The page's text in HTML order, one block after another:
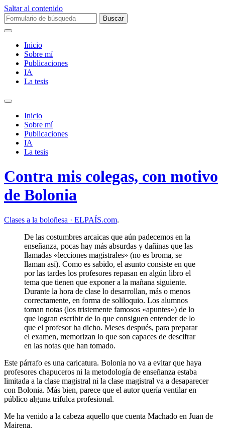
Saltar al contenido
Buscar:
Inicio
Sobre mí­
Publicaciones
IA
La tesis
Alternar
campo
búsqueda
Inicio
Sobre mí­
Publicaciones
IA
La tesis
Contra mis colegas, con motivo
de Bolonia
Clases a la boloñesa · ELPAÍS.com.
De las costumbres arcaicas que aún padecemos en la
enseñanza, pocas hay más absurdas y dañinas que las
llamadas «lecciones magistrales» (no es broma, se
llaman así). Como es sabido, el asunto consiste en que
por las tardes los profesores repasan en algún libro el
tema que tienen que exponer a la mañana siguiente.
Durante la hora de clase lo desarrollan, más o menos
correctamente, en forma de soliloquio. Los alumnos
toman notas (los tristemente famosos «apuntes») de lo
que logran escribir de lo que consiguen entender de lo
que el profesor ha dicho. Meses después, para preparar
el examen, memorizan lo que son capaces de descifrar
en las notas que han tomado.
Este párrafo es una caricatura. Bolonia no va a evitar que haya
profesores chapuceros ni la metodología de enseñanza estaba
limitada a la clase magistral ni la clase magistral va a desaparecer
con Bolonia. Más bien, parece que el autor quería ventilar en
público alguna trifulca profesional.
Me ha venido a la cabeza aquello que cuenta Machado en Juan de
Mairena.